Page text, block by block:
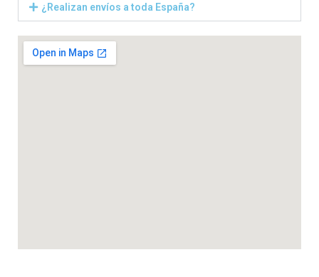
¿Realizan envíos a toda España?